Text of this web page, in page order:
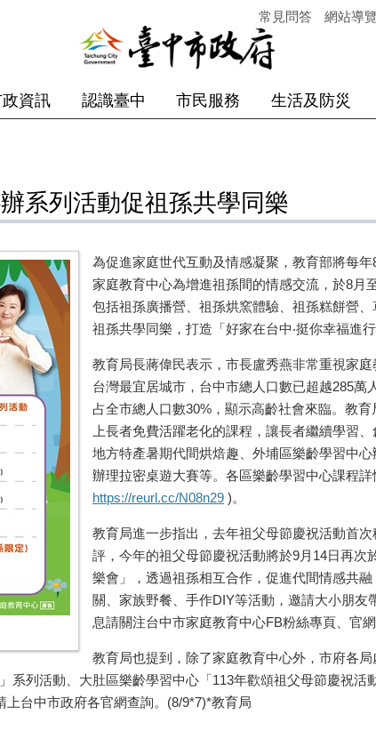
常見問答 網站導
資訊 認識臺中 市民服務 生活及防災
系列活動促祖孫共學同樂
為促進家庭世代互動及情感凝聚，教育部將每
家庭教育中心為增進祖孫間的情感交流，於8月
包括祖孫廣播營、祖孫烘窯體驗、祖孫糕餅營
祖孫共學同樂，打造「好家在台中‧挺你幸福進
教育局長蔣偉民表示，市長盧秀燕非常重視家
台灣最宜居城市，台中市總人口數已超越285
占全市總人口數30%，顯示高齡社會來臨。教
上長者免費活躍老化的課程，讓長者繼續學習
地方特產暑期代間烘焙趣、外埔區樂齡學習中
辦理拉密桌遊大賽等。各區樂齡學習中心課程
https://reurl.cc/N08n29 )。
教育局進一步指出，去年祖父母節慶祝活動首
評，今年的祖父母節慶祝活動將於9月14日再
樂會」，透過祖孫相互合作，促進代間情感共
關、家族野餐、手作DIY等活動，邀請大小朋
息請關注台中市家庭教育中心FB粉絲專頁、官
教育局也提到，除了家庭教育中心外，市府各
系列活動、大肚區樂齡學習中心「113年歡頌祖父母節慶祝
台中市政府各官網查詢。(8/9*7)*教育局